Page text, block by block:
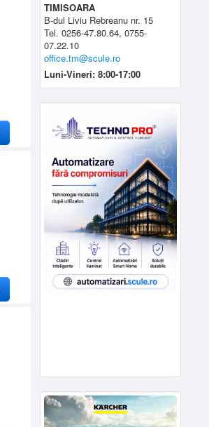
TIMISOARA
B-dul Liviu Rebreanu nr. 15
Tel. 0256-47.80.64, 0755-
07.22.10
office.tm@scule.ro
Luni-Vineri: 8:00-17:00